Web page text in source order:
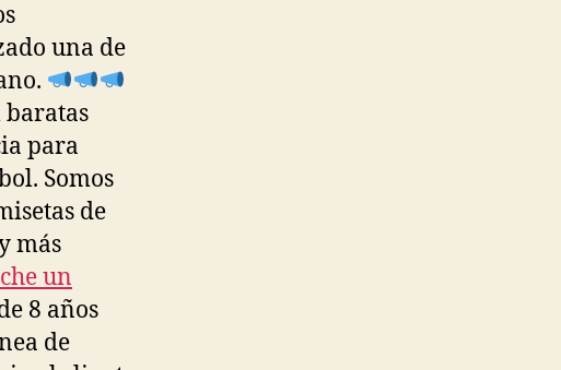
una de
baratas
para
Somos
de
más
un
8 años
de